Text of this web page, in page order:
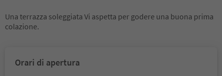
Una terrazza soleggiata Vi aspetta per godere una buona prima
colazione.
Orari di apertura